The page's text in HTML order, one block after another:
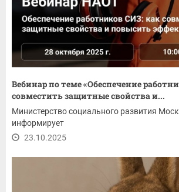
Вебинар по теме «Обеспечение
совместить защитные свойства и...
Министерство социального развития
информирует
23.10.2025